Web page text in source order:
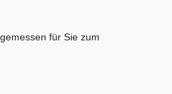
für Sie zum